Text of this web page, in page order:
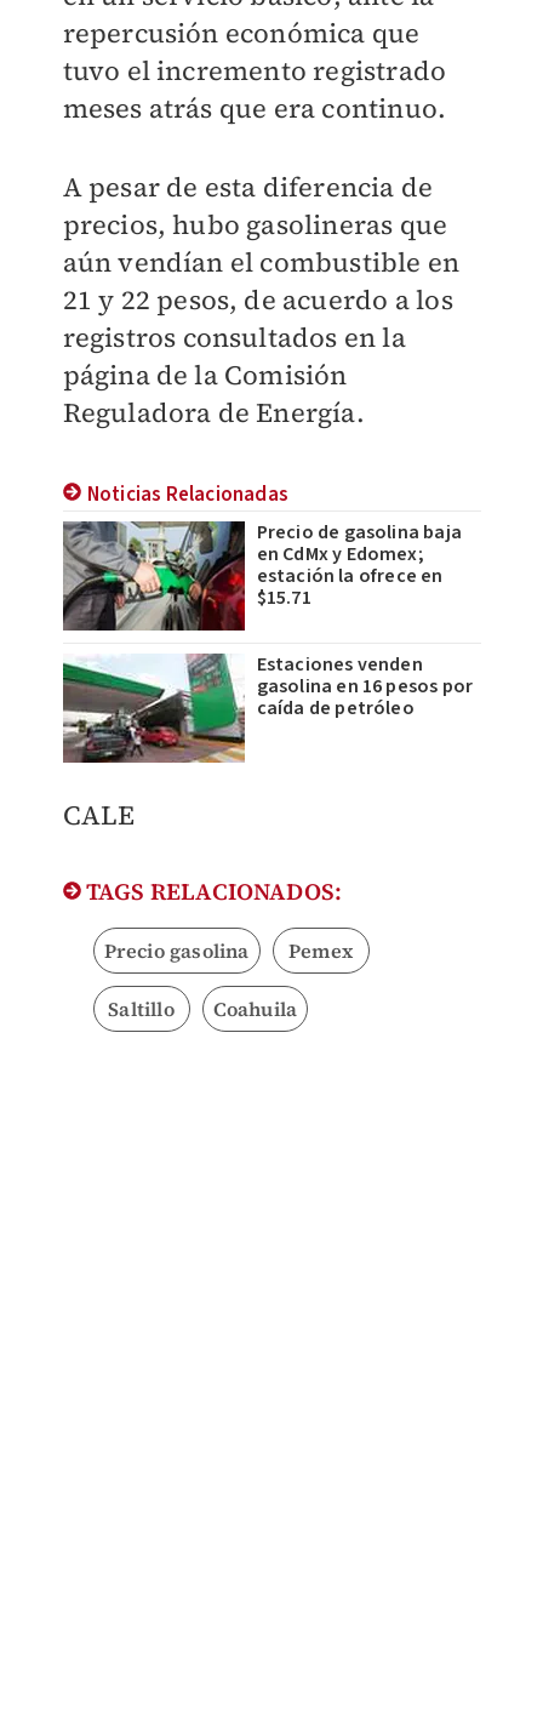
repercusión económica que
tuvo el incremento registrado
meses atrás que era continuo.
A pesar de esta diferencia de
precios, hubo gasolineras que
aún vendían el combustible en
21 y 22 pesos, de acuerdo a los
registros consultados en la
página de la Comisión
Reguladora de Energía.
Noticias Relacionadas
Precio de gasolina baja
en CdMx y Edomex;
estación la ofrece en
$15.71
Estaciones venden
gasolina en 16 pesos por
caída de petróleo
CALE
TAGS RELACIONADOS:
Precio gasolina Pemex
Saltillo Coahuila